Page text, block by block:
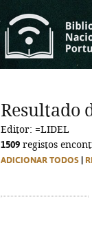
Resultado
Editor: =LIDEL
1509 registos
ADICIONAR TODOS